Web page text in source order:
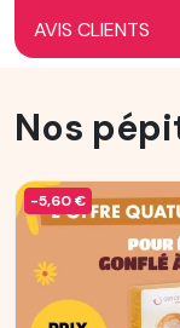
AVIS CLIENTS
Nos
-5,60 €